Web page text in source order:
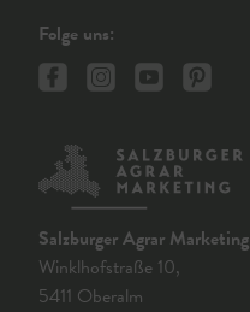
Folge uns:
Salzburger Agrar Marketing
Winklhofstraße 10,
5411 Oberalm